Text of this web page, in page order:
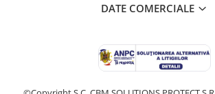
DATE COMERCIALE